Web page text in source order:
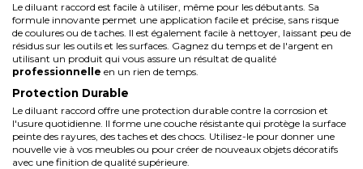
Le diluant raccord est facile à utiliser, même pour les débutants. Sa
formule innovante permet une application facile et précise, sans risque
de coulures ou de taches. Il est également facile à nettoyer, laissant peu de
résidus sur les outils et les surfaces. Gagnez du temps et de l'argent en
utilisant un produit qui vous assure un résultat de qualité
professionnelle en un rien de temps.
Protection Durable
Le diluant raccord offre une protection durable contre la corrosion et
l'usure quotidienne. Il forme une couche résistante qui protège la surface
peinte des rayures, des taches et des chocs. Utilisez-le pour donner une
nouvelle vie à vos meubles ou pour créer de nouveaux objets décoratifs
avec une finition de qualité supérieure.